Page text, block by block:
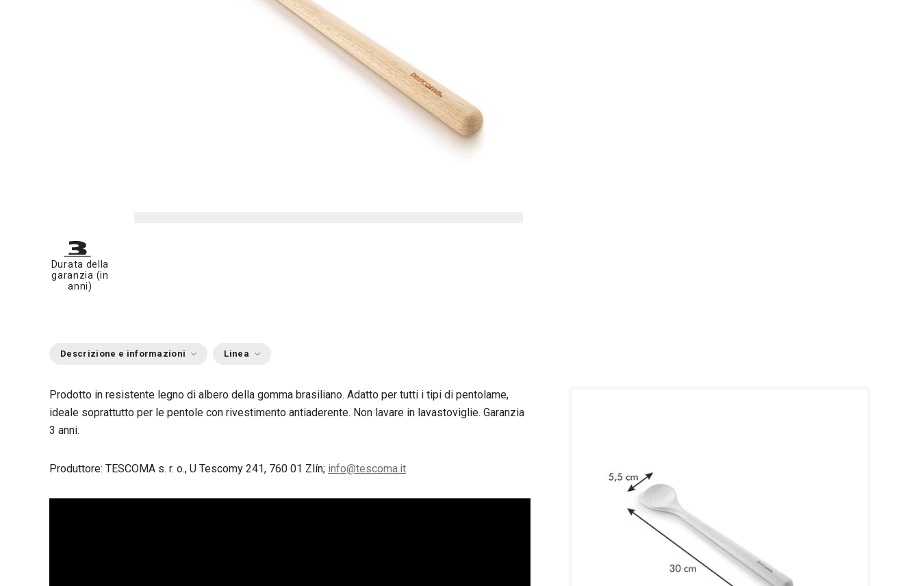
Durata della
garanzia (in
anni)
Descrizione e informazioni Linea
Prodotto in resistente legno di albero della gomma brasiliano. Adatto per tutti i tipi di pentolame,
ideale soprattutto per le pentole con rivestimento antiaderente. Non lavare in lavastoviglie. Garanzia
3 anni.
Produttore: TESCOMA s. r. o., U Tescomy 241, 760 01 Zlín; info@tescoma.it